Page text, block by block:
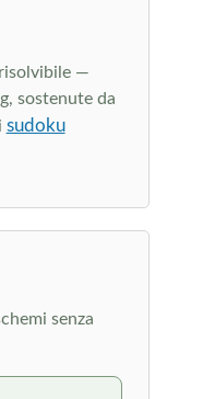
—
sostenute da
sudoku
senza